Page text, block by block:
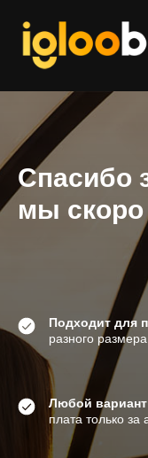
Спасибо
мы
Подходит для
разного
Любой
плата только за